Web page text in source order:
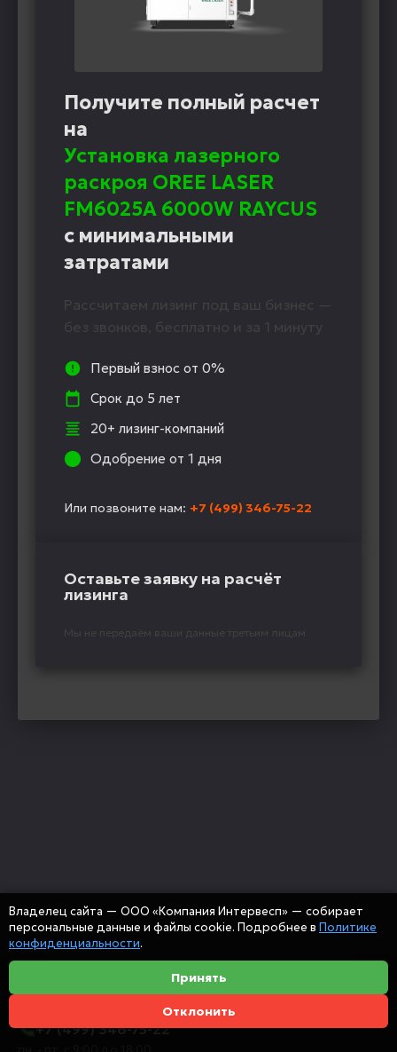
Получите полный расчет
на
Установка лазерного
раскроя OREE LASER
FM6025A 6000W RAYCUS
с минимальными
затратами
Рассчитаем лизинг под ваш бизнес —
без звонков, бесплатно и за 1 минуту
Первый взнос от 0%
Срок до 5 лет
20+ лизинг-компаний
Одобрение от 1 дня
Или позвоните нам: +7 (499) 346-75-22
Оставьте заявку на расчёт
лизинга
Мы не передаём ваши данные третьим лицам
+7 (499) 346-75-22
Владелец сайта — ООО «Компания Интервесп» — собирает
персональные данные и файлы cookie. Подробнее в Политике
конфиденциальности.
Принять
Отклонить